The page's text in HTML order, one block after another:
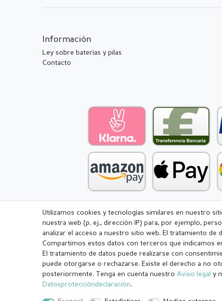
Información
Ley sobre baterías y pilas
Contacto
Aviso legal Política de Privacidad
¹ Todos los pedidos pagados hasta las 14:00 se envían el mismo
.
Utilizamos cookies y tecnologías similares en nuestro
nuestra web (p. ej., dirección IP) para, por ejemplo,
analizar el acceso a nuestro sitio web. El tratamiento de
Compartimos estos datos con terceros que indicamos
El tratamiento de datos puede realizarse con
puede otorgarse o rechazarse. Existe el derecho a no
posteriormente. Tenga en cuenta nuestro Aviso legal y
Datos­protección­declaración.